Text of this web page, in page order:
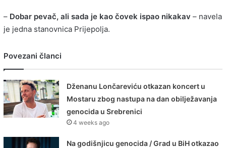
– Dobar pevač, ali sada je kao čovek ispao nikakav – navela
je jedna stanovnica Prijepolja.
Povezani članci
Dženanu Lončareviću otkazan koncert u
Mostaru zbog nastupa na dan obilježavanja
genocida u Srebrenici
4 weeks ago
Na godišnjicu genocida / Grad u BiH otkazao